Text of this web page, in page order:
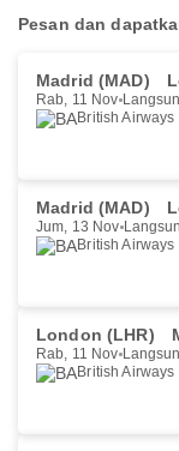
Pesan dan
Madrid (MAD)
Rab, 11 Nov
British Airways
Madrid (MAD)
Jum, 13 Nov
British Airways
London (LHR)
Rab, 11 Nov
British Airways